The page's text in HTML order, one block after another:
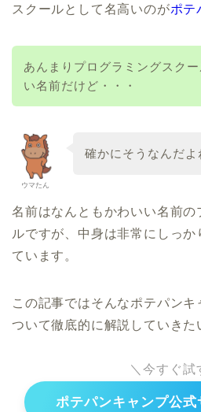
スクールとして名高いのがポテ
あんまりプログラミングスク
い名前だけど・・・
ウマたん
確かにそうなんだよ
名前はなんともかわいい名前の
ルですが、中身は非常にしっか
ています。
この記事ではそんなポテパンキ
ついて徹底的に解説していきた
＼今すぐ試
ポテパンキャンプ公式